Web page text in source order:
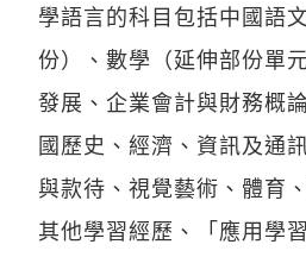
學語言的科目包括中國語
份）、數學（延伸部份單
發展、企業會計與財務概
國歷史、經濟、資訊及通
與款待、視覺藝術、體育
其他學習經歷、「應用學